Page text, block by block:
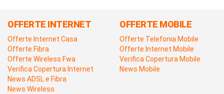
OFFERTE INTERNET
Offerte Internet Casa
Offerte Fibra
Offerte Wireless Fwa
Verifica Copertura Internet
News ADSL e Fibra
News Wireless
OFFERTE MOBILE
Offerte Telefonia Mobile
Offerte Internet Mobile
Verifica Copertura Mobile
News Mobile